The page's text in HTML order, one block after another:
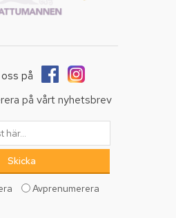
på
på vårt nyhetsbrev
Avprenumerera